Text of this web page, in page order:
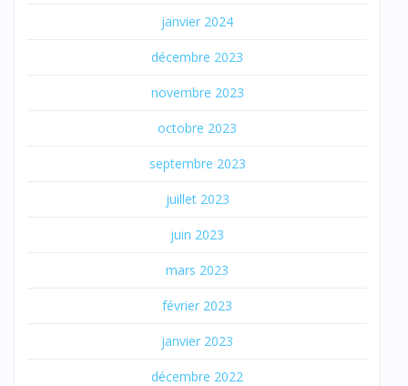
janvier 2024
décembre 2023
novembre 2023
octobre 2023
septembre 2023
juillet 2023
juin 2023
mars 2023
février 2023
janvier 2023
décembre 2022